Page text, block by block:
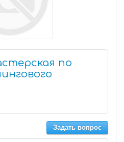
по
Задать вопрос